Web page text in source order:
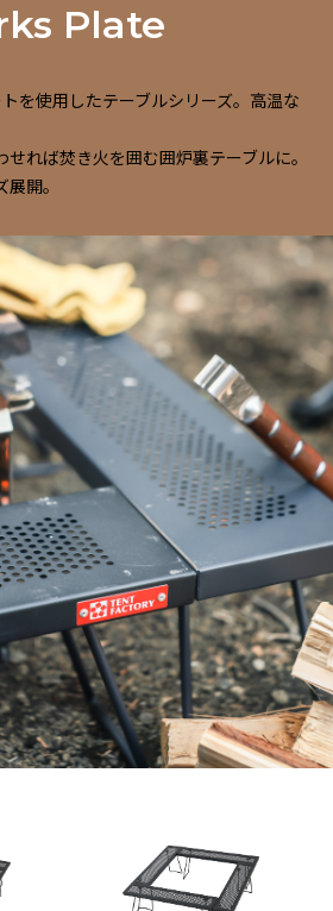
Plate
を使用したテーブルシリーズ。高温な
れば焚き火を囲む囲炉裏テーブルに。
開。